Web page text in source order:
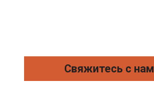
Свяжитесь с